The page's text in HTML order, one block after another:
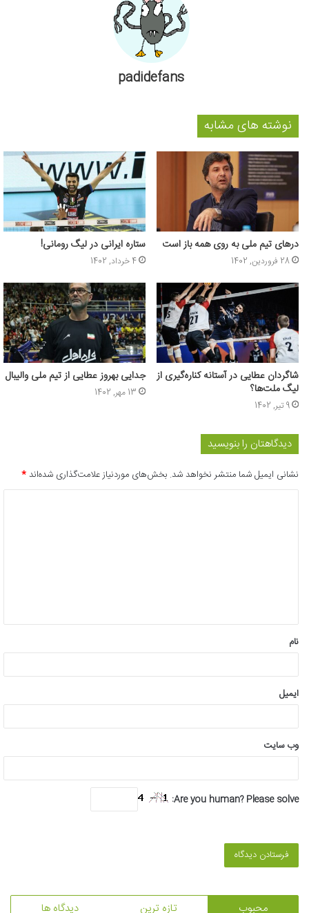
padidefans
نوشته های مشابه
درهای تیم ملی به روی همه باز است
28 فروردین, 1402
ستاره ایرانی در لیگ رومانی!
4 خرداد, 1402
شاگردان عطایی در آستانه کناره‌گیری از
لیگ ملت‌ها؟
9 تیر, 1402
جدایی بهروز عطایی از تیم ملی والیبال
13 مهر, 1402
دیدگاهتان را بنویسید
نشانی ایمیل شما منتشر نخواهد شد. بخش‌های موردنیاز علامت‌گذاری شده‌اند*
*
نام
ایمیل
وب‌ سایت
Are you human? Please solve:
محبوب تازه ترین دیدگاه ها